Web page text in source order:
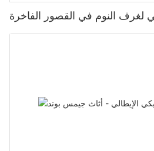
لغرف النوم في القصور الفاخرة